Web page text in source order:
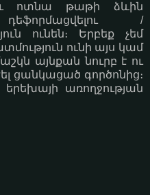
ոտնա թաթի ձևին
/
ունեն։ Երբեք չեմ
ունի այս կամ
այնքան նուրբ է ու
ցանկացած գործոնից։
առողջության